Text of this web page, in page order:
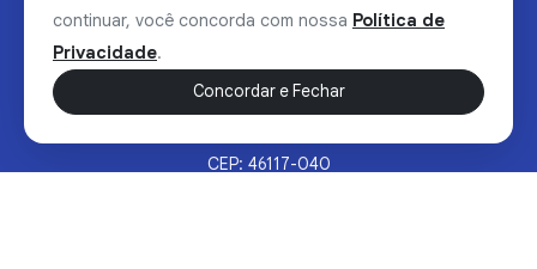
CEP: 46117-040
continuar, você concorda com nossa Política de
Privacidade.
Concordar e Fechar